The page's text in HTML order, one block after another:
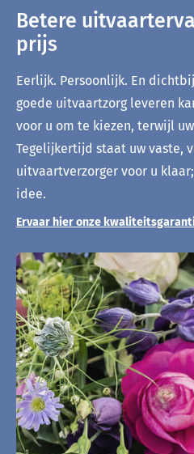
Betere
prijs
Eerlijk. Persoonlijk. En
goede uitvaartzorg leveren
voor u om te kiezen, terwijl
Tegelijkertijd staat uw vaste,
uitvaartverzorger voor u
idee.
Ervaar hier onze